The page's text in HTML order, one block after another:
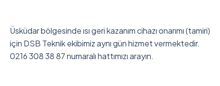
Üsküdar bölgesinde ısı geri kazanım cihazı onarımı (tamiri)
için DSB Teknik ekibimiz aynı gün hizmet vermektedir.
0216 308 38 87 numaralı hattımızı arayın.